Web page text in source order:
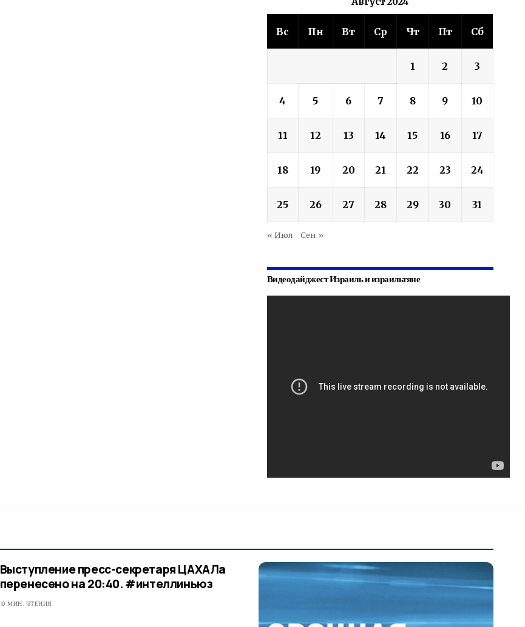
Вс Пн Вт Ср Чт Пт Сб
1 2 3
4 5 6 7 8 9 10
11 12 13 14 15 16 17
18 19 20 21 22 23 24
25 26 27 28 29 30 31
« Июл Сен »
Видеодайджест Израиль и израильтяне
Выступление пресс-секретаря ЦАХАЛа
перенесено на 20:40. #интеллиньюз
0 МИН. ЧТЕНИЯ